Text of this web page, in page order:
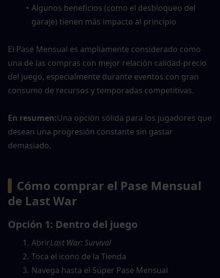
Algunos beneficios (como el desbloqueo del
garaje) tienen más impacto al principio
El Pase Mensual es ampliamente considerado como
una de las compras con mejor relación calidad-precio
del juego, especialmente durante eventos con gran
consumo de recursos y temporadas competitivas.
En resumen:Una opción sólida para los jugadores que
desean una progresión constante sin gastar
demasiado.
Cómo comprar el Pase Mensual
de Last War
Opción 1: Dentro del juego
AbrirLast War: Survival
Toca el icono de la Tienda
Navega hasta el Súper Pase Mensual